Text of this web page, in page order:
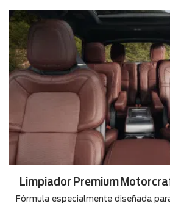
Limpiador Premium
Fórmula especialmente diseñada